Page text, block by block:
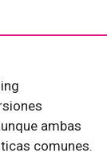
ambas
comunes.